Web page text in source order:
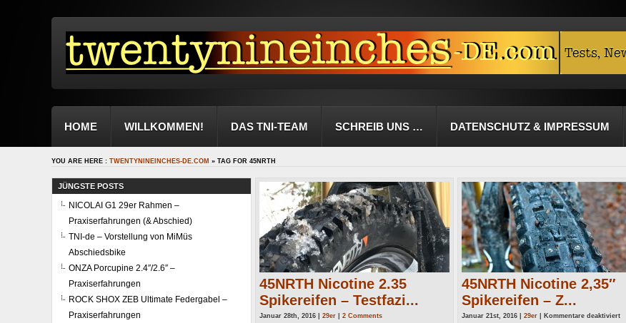
HOME WILLKOMMEN! DAS TNI-TEAM SCHREIB UNS … DATENSCHUTZ & IMPRESSUM
YOU ARE HERE : TWENTYNINEINCHES-DE.COM » TAG FOR 45NRTH
JÜNGSTE POSTS
NICOLAI G1 29er Rahmen –
Praxiserfahrungen (& Abschied)
TNI-de – Vorstellung von MiMüs
Abschiedsbike
ONZA Porcupine 2.4″/2.6″ –
Praxiserfahrungen
ROCK SHOX ZEB Ultimate Federgabel –
Praxiserfahrungen
45NRTH Nicotine 2.35
Spikereifen – Testfazi...
Januar 28th, 2016 | 29er 2 Comments
45NRTH Nicotine 2,35″
Spikereifen – Z...
Januar 21st, 2016 | 29er Kommentare deaktiviertfür